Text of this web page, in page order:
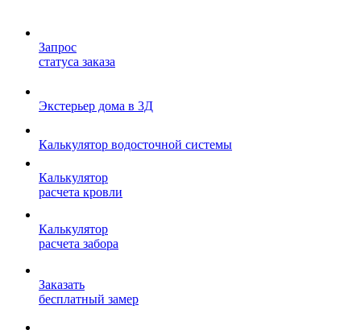
Запрос
статуса заказа
Экстерьер дома в 3Д
Калькулятор водосточной системы
Калькулятор
расчета кровли
Калькулятор
расчета забора
Заказать
бесплатный замер